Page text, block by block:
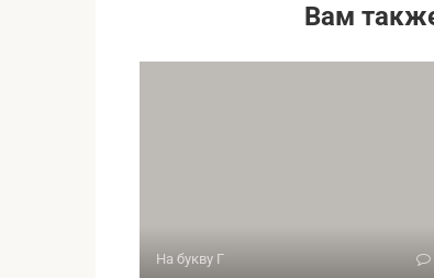
Вам
На букву Г